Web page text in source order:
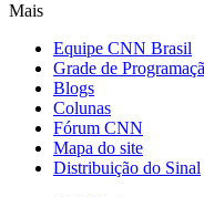
Mais
Equipe CNN Brasil
Grade de
Blogs
Colunas
Fórum CNN
Mapa do site
Distribuição do Sinal